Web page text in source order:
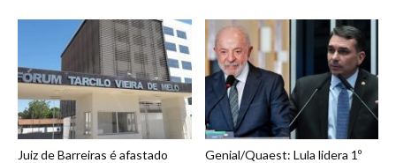
Juiz de Barreiras é afastado
Genial/Quaest: Lula lidera 1º